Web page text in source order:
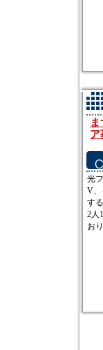
ア
光
V、
す
2人
お